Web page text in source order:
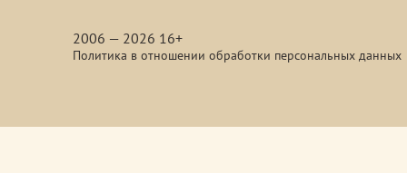
2006 — 2026 16+
Политика в отношении обработки персональных данных